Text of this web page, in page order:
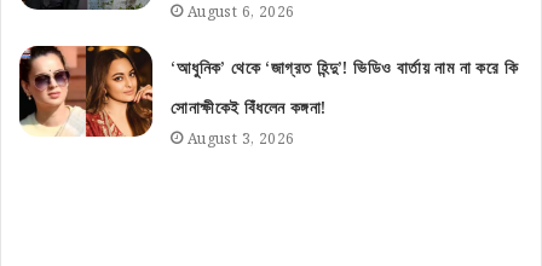
August 6, 2026
‘আধুনিক’ থেকে ‘জাগ্রত হিন্দু’! ভিডিও বার্তায় নাম না করে কি
সোনাক্ষীকেই বিঁধলেন কঙ্গনা!
August 3, 2026